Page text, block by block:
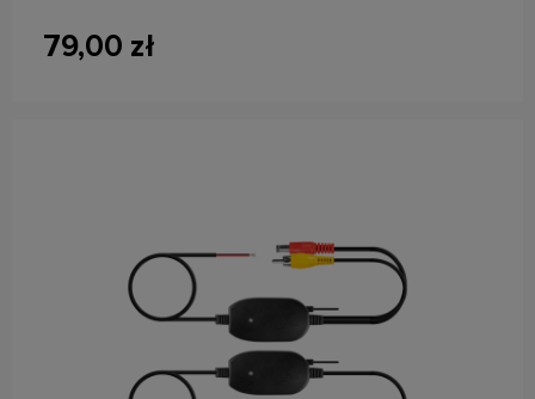
79,00 zł